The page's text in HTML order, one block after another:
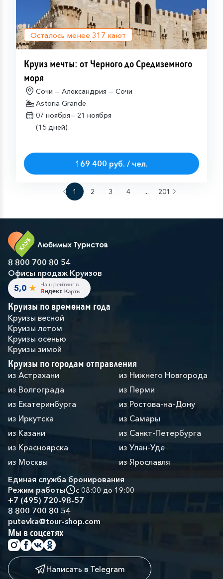
Осталось менее 317 кают
Круиз мечты: от Черного до Средиземного
моря
Сочи — Александрия — Сочи
Astoria Grande
07 ноября— 21 ноября
(15 дней)
169 400 руб. / чел.
1 2 3 4 ... 201
8 800 700 80 54
Офисы продаж Круизов
Круизы по временам года
Круизы весной
Круизы летом
Круизы осенью
Круизы зимой
Круизы по городам отправления
из Астрахани
из Волгограда
из Екатеринбурга
из Иркутска
из Казани
из Красноярска
из Москвы
из Нижнего Новгорода
из Перми
из Ростова-на-Дону
из Самары
из Санкт-Петербурга
из Улан-Уде
из Ярославля
Единая служба бронирования
Режим работы
с 08:00 до 19:00
+7 (495) 720-98-57
8 800 700 80 54
putevka@tour-shop.com
Мы в соцсетях
Написать в Telegram